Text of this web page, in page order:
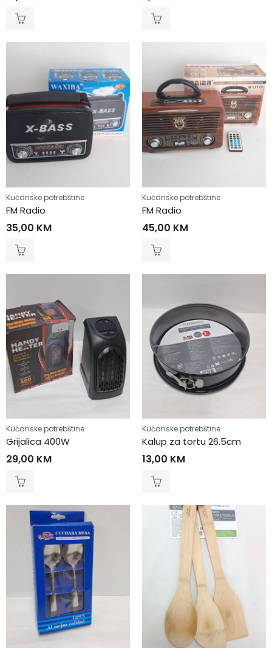
Kućanske potrebštine
FM Radio
35,00 KM
Kućanske potrebštine
FM Radio
45,00 KM
Kućanske potrebštine
Grijalica 400W
29,00 KM
Kućanske potrebštine
Kalup za tortu 26.5cm
13,00 KM